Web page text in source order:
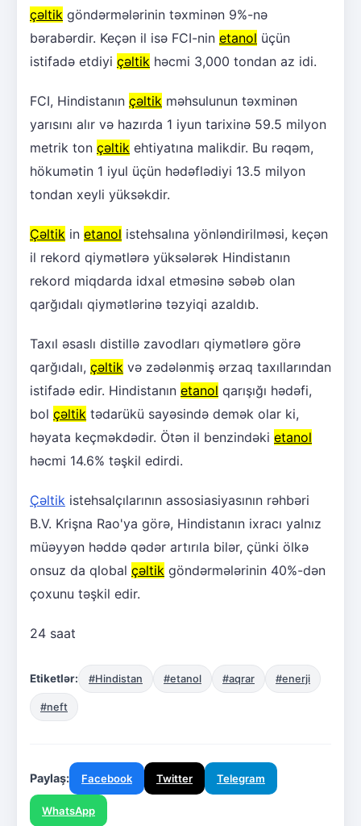
çəltik göndərmələrinin təxminən 9%-nə
bərabərdir. Keçən il isə FCI-nin etanol üçün
istifadə etdiyi çəltik həcmi 3,000 tondan az idi.
FCI, Hindistanın çəltik məhsulunun təxminən
yarısını alır və hazırda 1 iyun tarixinə 59.5 milyon
metrik ton çəltik ehtiyatına malikdir. Bu rəqəm,
hökumətin 1 iyul üçün hədəflədiyi 13.5 milyon
tondan xeyli yüksəkdir.
Çəltik in etanol istehsalına yönləndirilməsi, keçən
il rekord qiymətlərə yüksələrək Hindistanın
rekord miqdarda idxal etməsinə səbəb olan
qarğıdalı qiymətlərinə təzyiqi azaldıb.
Taxıl əsaslı distillə zavodları qiymətlərə görə
qarğıdalı, çəltik və zədələnmiş ərzaq taxıllarından
istifadə edir. Hindistanın etanol qarışığı hədəfi,
bol çəltik tədarükü sayəsində demək olar ki,
həyata keçməkdədir. Ötən il benzindəki etanol
həcmi 14.6% təşkil edirdi.
Çəltik istehsalçılarının assosiasiyasının rəhbəri
B.V. Krişna Rao'ya görə, Hindistanın ixracı yalnız
müəyyən həddə qədər artırıla bilər, çünki ölkə
onsuz da qlobal çəltik göndərmələrinin 40%-dən
çoxunu təşkil edir.
24 saat
Etiketlər: #Hindistan #etanol #aqrar #enerji
#neft
Paylaş: Facebook Twitter Telegram
WhatsApp